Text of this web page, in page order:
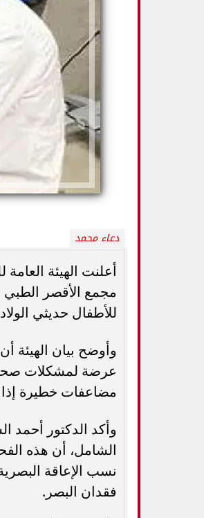
دعاء محمد
أعلنت الهيئة
مجمع الأقصر الطبي
للأطفال حديثي
وأوضح بيان الهيئة
عرضة لمشكلات
مضاعفات خطيرة
وأكد الدكتور
الشامل، أن هذه
نسب الإعاقة
فقدان البصر.
أفضل أطعمة صيفية لترطيب الجسم وتقوية